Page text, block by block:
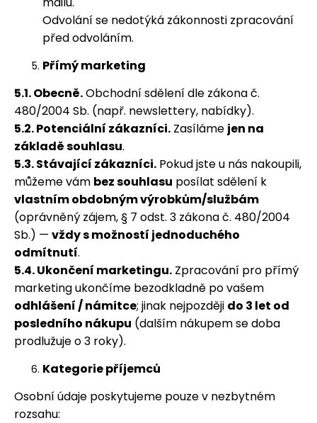
Odvolání se nedotýká zákonnosti zpracování
před odvoláním.
Přímý marketing
5.1. Obecně.Obchodní sdělení dle zákona č.
480/2004 Sb. (např. newslettery, nabídky).
5.2. Potenciální zákazníci. Zasíláme jen na
základě souhlasu.
5.3. Stávající zákazníci. Pokud jste u nás nakoupili,
můžeme vám bez souhlasu posílat sdělení k
vlastním obdobným výrobkům/službám
(oprávněný zájem, § 7 odst. 3 zákona č. 480/2004
Sb.) — vždy s možností jednoduchého
odmítnutí.
5.4. Ukončení marketingu. Zpracování pro přímý
marketing ukončíme bezodkladně po vašem
odhlášení / námitce; jinak nejpozději do 3 let od
posledního nákupu (dalším nákupem se doba
prodlužuje o 3 roky).
Kategorie příjemců
Osobní údaje poskytujeme pouze v nezbytném
rozsahu: